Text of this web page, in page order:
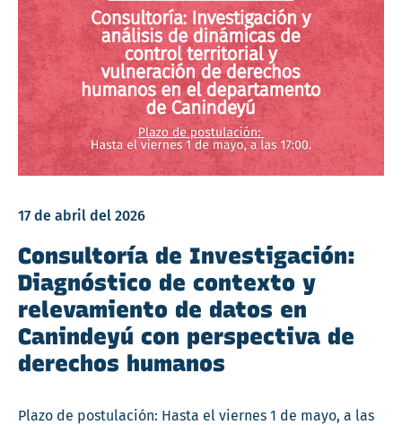
17 de abril del 2026
Consultoría de Investigación:
Diagnóstico de contexto y
relevamiento de datos en
Canindeyú con perspectiva de
derechos humanos
Plazo de postulación: Hasta el viernes 1 de mayo, a las